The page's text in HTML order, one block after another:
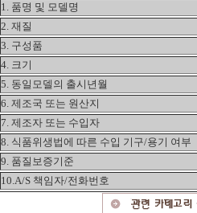
1. 품명 및 모델명
2. 재질
3. 구성품
4. 크기
5. 동일모델의 출시년월
6. 제조국 또는 원산지
7. 제조자 또는 수입자
8. 식품위생법에 따른 수입 기구/용기 여부
9. 품질보증기준
10.A/S 책임자/전화번호